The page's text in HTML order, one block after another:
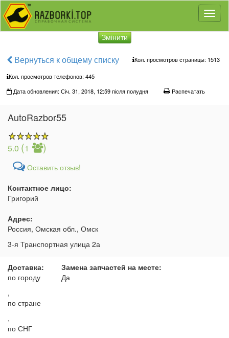
Змінити
Вернуться к общему списку Кол. просмотров страницы: 1513
Кол. просмотров телефонов: 445
Дата обновления: Січ. 31, 2018, 12:59 після полудня
Распечатать
AutoRazbor55
5.0 (1 )
Оставить отзыв!
Контактное лицо:
Григорий
Адрес:
Россия, Омская обл., Омск
3-я Транспортная улица 2а
Доставка:
по городу
,
по стране
,
по СНГ
Замена запчастей на месте:
Да